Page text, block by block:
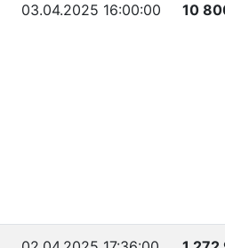
03.04.2025 16:00:00 10